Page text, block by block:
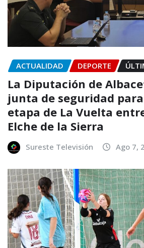
ACTUALIDAD DEPORTE
La Diputación de
junta de seguridad
etapa de La Vuelta
Elche de la Sierra
Sureste Televisión Ago 7,